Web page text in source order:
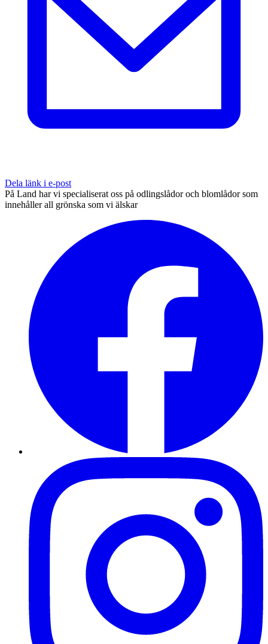
Dela länk i e-post
På Land har vi specialiserat oss på odlingslådor och blomlådor som
innehåller all grönska som vi älskar